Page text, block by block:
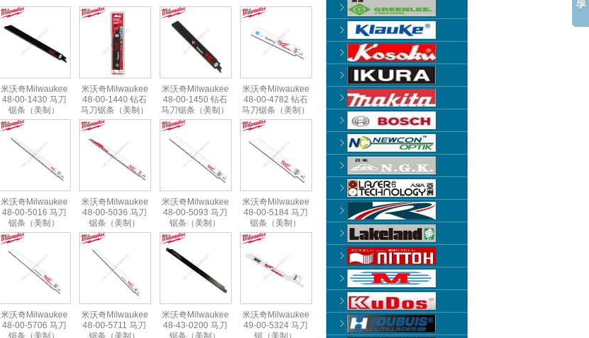
米沃奇Milwaukee
48-00-1430 马刀
锯条（美制）
米沃奇Milwaukee
48-00-1440 钻石
马刀锯条（美制）
米沃奇Milwaukee
48-00-1450 钻石
马刀锯条（美制）
米沃奇Milwaukee
48-00-4782 钻石
马刀锯条（美制）
米沃奇Milwaukee
48-00-5016 马刀
锯条（美制）
米沃奇Milwaukee
48-00-5036 马刀
锯条（美制）
米沃奇Milwaukee
48-00-5093 马刀
锯条（美制）
米沃奇Milwaukee
48-00-5184 马刀
锯条（美制）
米沃奇Milwaukee
48-00-5706 马刀
锯条（美制）
米沃奇Milwaukee
48-00-5711 马刀
锯条（美制）
米沃奇Milwaukee
48-43-0200 马刀
锯条（美制）
米沃奇Milwaukee
49-00-5324 马刀
锯（美制）